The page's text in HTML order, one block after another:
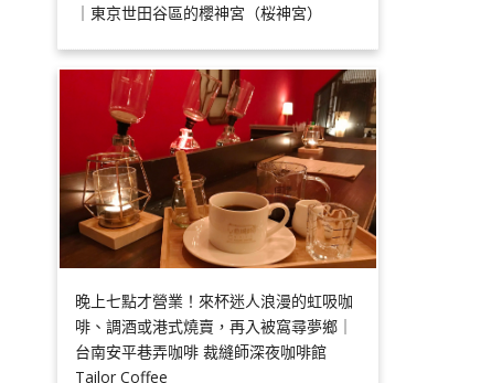
｜東京世田谷區的櫻神宮（桜神宮）
晚上七點才營業！來杯迷人浪漫的虹吸咖
啡、調酒或港式燒賣，再入被窩尋夢鄉｜
台南安平巷弄咖啡 裁縫師深夜咖啡館
Tailor Coffee